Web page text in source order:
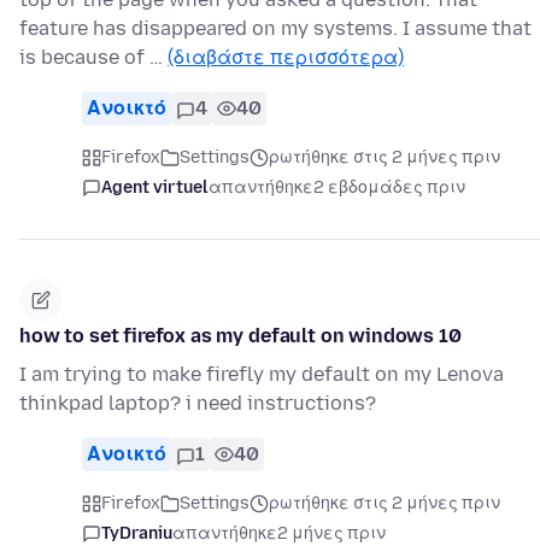
feature has disappeared on my systems. I assume that
is because of … (διαβάστε περισσότερα)
Ανοικτό 4 40
Firefox Settings
ρωτήθηκε στις 2 μήνες πριν
Agent virtuelαπαντήθηκε2 εβδομάδες πριν
how to set firefox as my default on windows 10
I am trying to make firefly my default on my Lenova
thinkpad laptop? i need instructions?
Ανοικτό 1 40
Firefox Settings
ρωτήθηκε στις 2 μήνες πριν
TyDraniuαπαντήθηκε2 μήνες πριν